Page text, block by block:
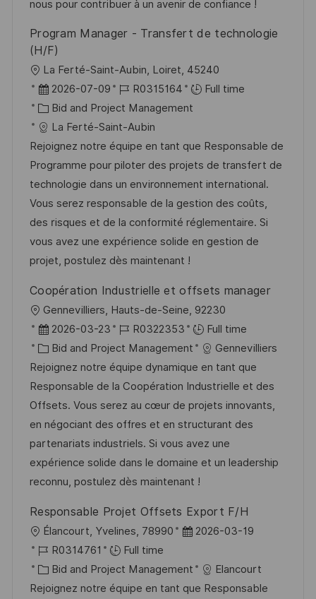
t
r
nous pour contribuer à un avenir de confiance !
Program Manager - Transfert de technologie
(H/F)
L
o
c
a
t
i
o
n
La Ferté-Saint-Aubin, Loiret, 45240
P
o
s
t
e
d
D
a
t
e
2026-07-09
J
o
b
I
d
R0315164
Full time
C
a
t
e
g
o
r
y
Bid and Project Management
La Ferté-Saint-Aubin
Rejoignez notre équipe en tant que Responsable de
Programme pour piloter des projets de transfert de
technologie dans un environnement international.
Vous serez responsable de la gestion des coûts,
des risques et de la conformité réglementaire. Si
vous avez une expérience solide en gestion de
projet, postulez dès maintenant !
Coopération Industrielle et offsets manager
L
o
c
a
t
i
o
n
Gennevilliers, Hauts-de-Seine, 92230
P
o
s
t
e
d
D
a
t
2026-03-23
J
o
b
I
d
R0322353
Full time
C
a
t
e
g
o
r
y
Bid and Project Management
Gennevilliers
Rejoignez notre équipe dynamique en tant que
Responsable de la Coopération Industrielle et des
Offsets. Vous serez au cœur de projets innovants,
en négociant des offres et en structurant des
partenariats industriels. Si vous avez une
expérience solide dans le domaine et un leadership
reconnu, postulez dès maintenant !
Responsable Projet Offsets Export F/H
L
o
c
a
Élancourt, Yvelines, 78990
P
s
t
2026-03-19
J
o
b
R0314761
Full time
C
a
Bid and Project Management
Elancourt
Rejoignez notre équipe en tant que Responsable